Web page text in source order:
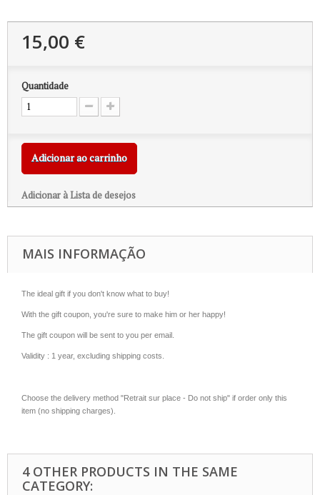
15,00 €
Quantidade
Adicionar ao carrinho
Adicionar à Lista de desejos
MAIS INFORMAÇÃO
The ideal gift if you don't know what to buy!
With the gift coupon, you're sure to make him or her happy!
The gift coupon will be sent to you per email.
Validity : 1 year, excluding shipping costs.
Choose the delivery method "Retrait sur place - Do not ship" if order only this
item (no shipping charges).
4 OTHER PRODUCTS IN THE SAME
CATEGORY: